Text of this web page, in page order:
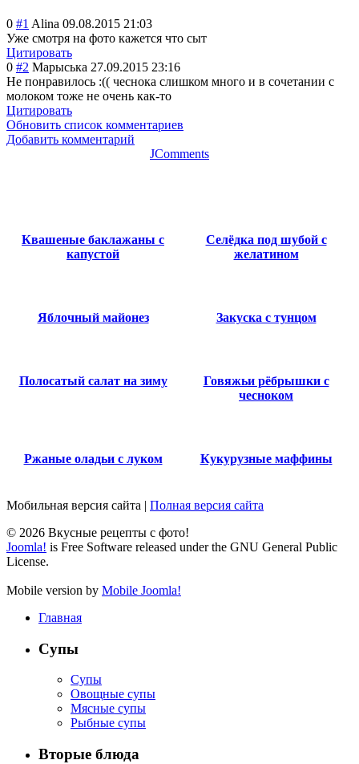
0 #1 Alina 09.08.2015 21:03
Уже смотря на фото кажется что сыт
Цитировать
0 #2 Марыська 27.09.2015 23:16
Не понравилось :(( чеснока слишком много и в сочетании с
молоком тоже не очень как-то
Цитировать
Обновить список комментариев
Добавить комментарий
JComments
Квашеные баклажаны с
капустой
Селёдка под шубой с
желатином
Яблочный майонез Закуска с тунцом
Полосатый салат на зиму
Говяжьи рёбрышки с
чесноком
Ржаные оладьи с луком Кукурузные маффины
Мобильная версия сайта | Полная версия сайта
© 2026 Вкусные рецепты с фото!
Joomla! is Free Software released under the GNU General Public
License.
Mobile version by Mobile Joomla!
Главная
Супы
Супы
Овощные супы
Мясные супы
Рыбные супы
Вторые блюда